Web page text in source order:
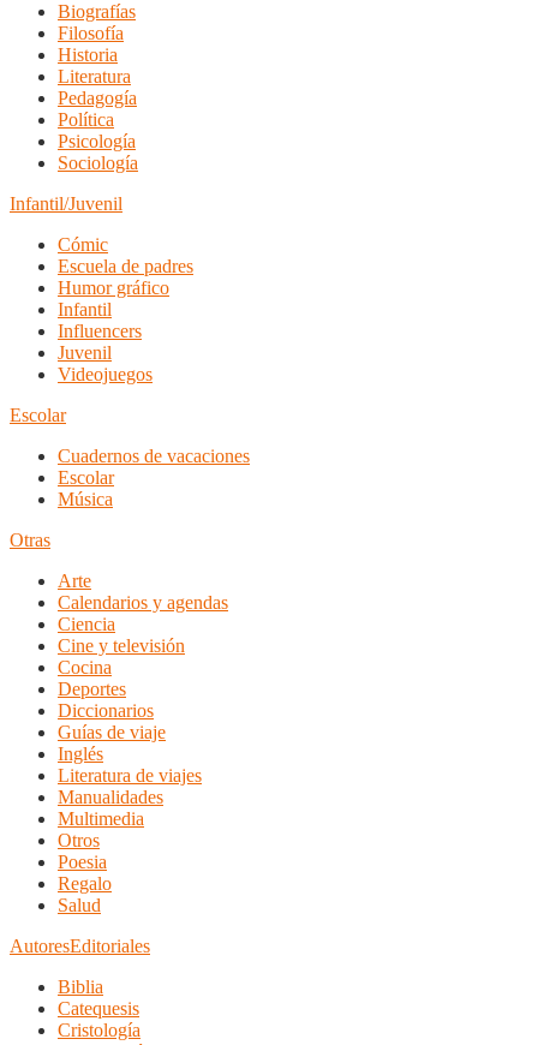
Biografías
Filosofía
Historia
Literatura
Pedagogía
Política
Psicología
Sociología
Infantil/Juvenil
Cómic
Escuela de padres
Humor gráfico
Infantil
Influencers
Juvenil
Videojuegos
Escolar
Cuadernos de vacaciones
Escolar
Música
Otras
Arte
Calendarios y agendas
Ciencia
Cine y televisión
Cocina
Deportes
Diccionarios
Guías de viaje
Inglés
Literatura de viajes
Manualidades
Multimedia
Otros
Poesia
Regalo
Salud
AutoresEditoriales
Biblia
Catequesis
Cristología